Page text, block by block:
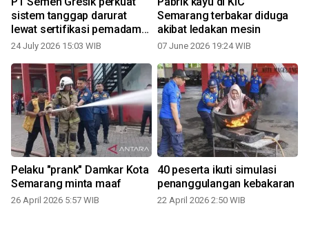
sistem tanggap darurat
lewat sertifikasi pemadam
kebakaran
24 July 2026 15:03 WIB
Semarang terbakar diduga
akibat ledakan mesin
07 June 2026 19:24 WIB
Pelaku "prank" Damkar Kota
Semarang minta maaf
26 April 2026 5:57 WIB
40 peserta ikuti simulasi
penanggulangan kebakaran
22 April 2026 2:50 WIB